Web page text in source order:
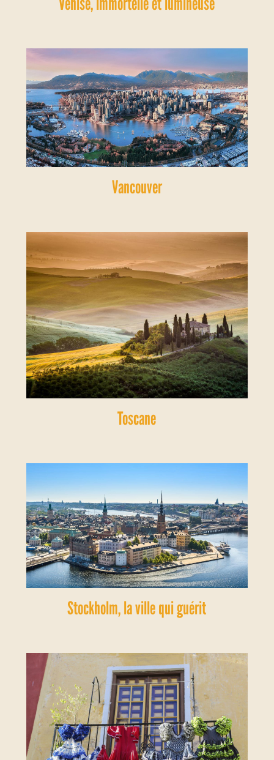
Vancouver
Toscane
Stockholm, la ville qui guérit